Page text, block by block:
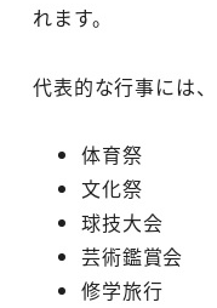
れます。
代表的な行事には、
体育祭
文化祭
球技大会
芸術鑑賞会
修学旅行